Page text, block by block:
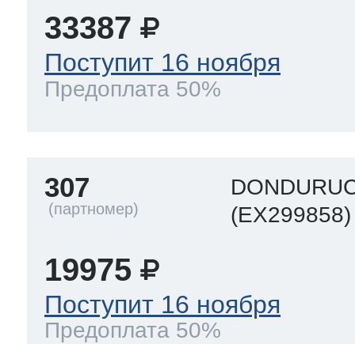
33387
Поступит 16 ноября
Предоплата 50%
307
(EX299858)
19975
Поступит 16 ноября
Предоплата 50%